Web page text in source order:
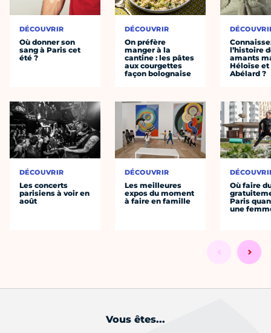
DÉCOUVRIR
Où donner son
sang à Paris cet
été ?
DÉCOUVRIR
Les concerts
parisiens à voir en
août
DÉCOUVRIR
On préfère
manger à la
cantine : les pâtes
aux courgettes
façon bolognaise
DÉCOUVRIR
Les meilleures
expos du moment
à faire en famille
l’histoire
amants
Héloïse et
Abélard ?
Où faire
Paris
une
Vous êtes...